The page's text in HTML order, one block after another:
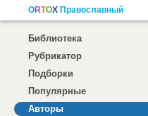
Библиотека
Рубрикатор
Подборки
Популярные
Авторы